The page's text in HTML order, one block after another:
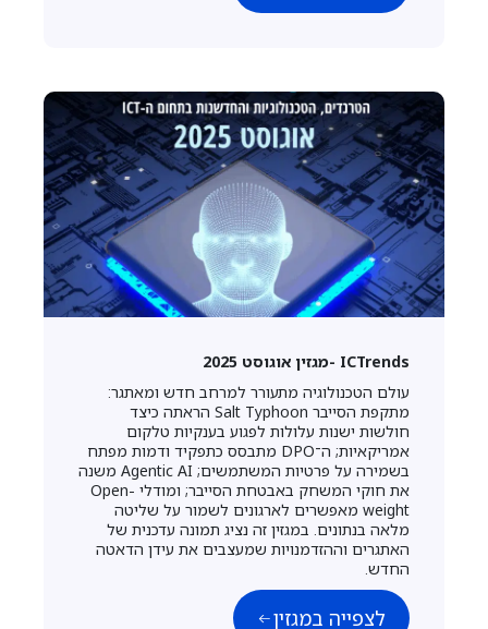
ICTrends -מגזין אוגוסט 2025
עולם הטכנולוגיה מתעורר למרחב חדש ומאתגר:
מתקפת הסייבר Salt Typhoon הראתה כיצד
חולשות ישנות עלולות לפגוע בענקיות טלקום
אמריקאיות; ה־DPO מתבסס כתפקיד ודמות מפתח
בשמירה על פרטיות המשתמשים; Agentic AI משנה
את חוקי המשחק באבטחת הסייבר; ומודלי Open-
weight מאפשרים לארגונים לשמור על שליטה
מלאה בנתונים. במגזין זה נציג תמונה עדכנית של
האתגרים וההזדמנויות שמעצבים את עידן הדאטה
החדש.
לצפייה במגזין